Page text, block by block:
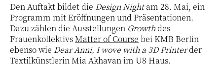
Den Auftakt bildet die Design Nightam 28. Mai, ein
Programm mit Eröffnungen und Präsentationen.
Dazu zählen die Ausstellungen Growthdes
FrauenkollektivsMatter of Course bei KMB Berlin
ebenso wie Dear Anni, I wove with a 3D Printerder
Textilkünstlerin Mia Akhavan im U8 Haus.